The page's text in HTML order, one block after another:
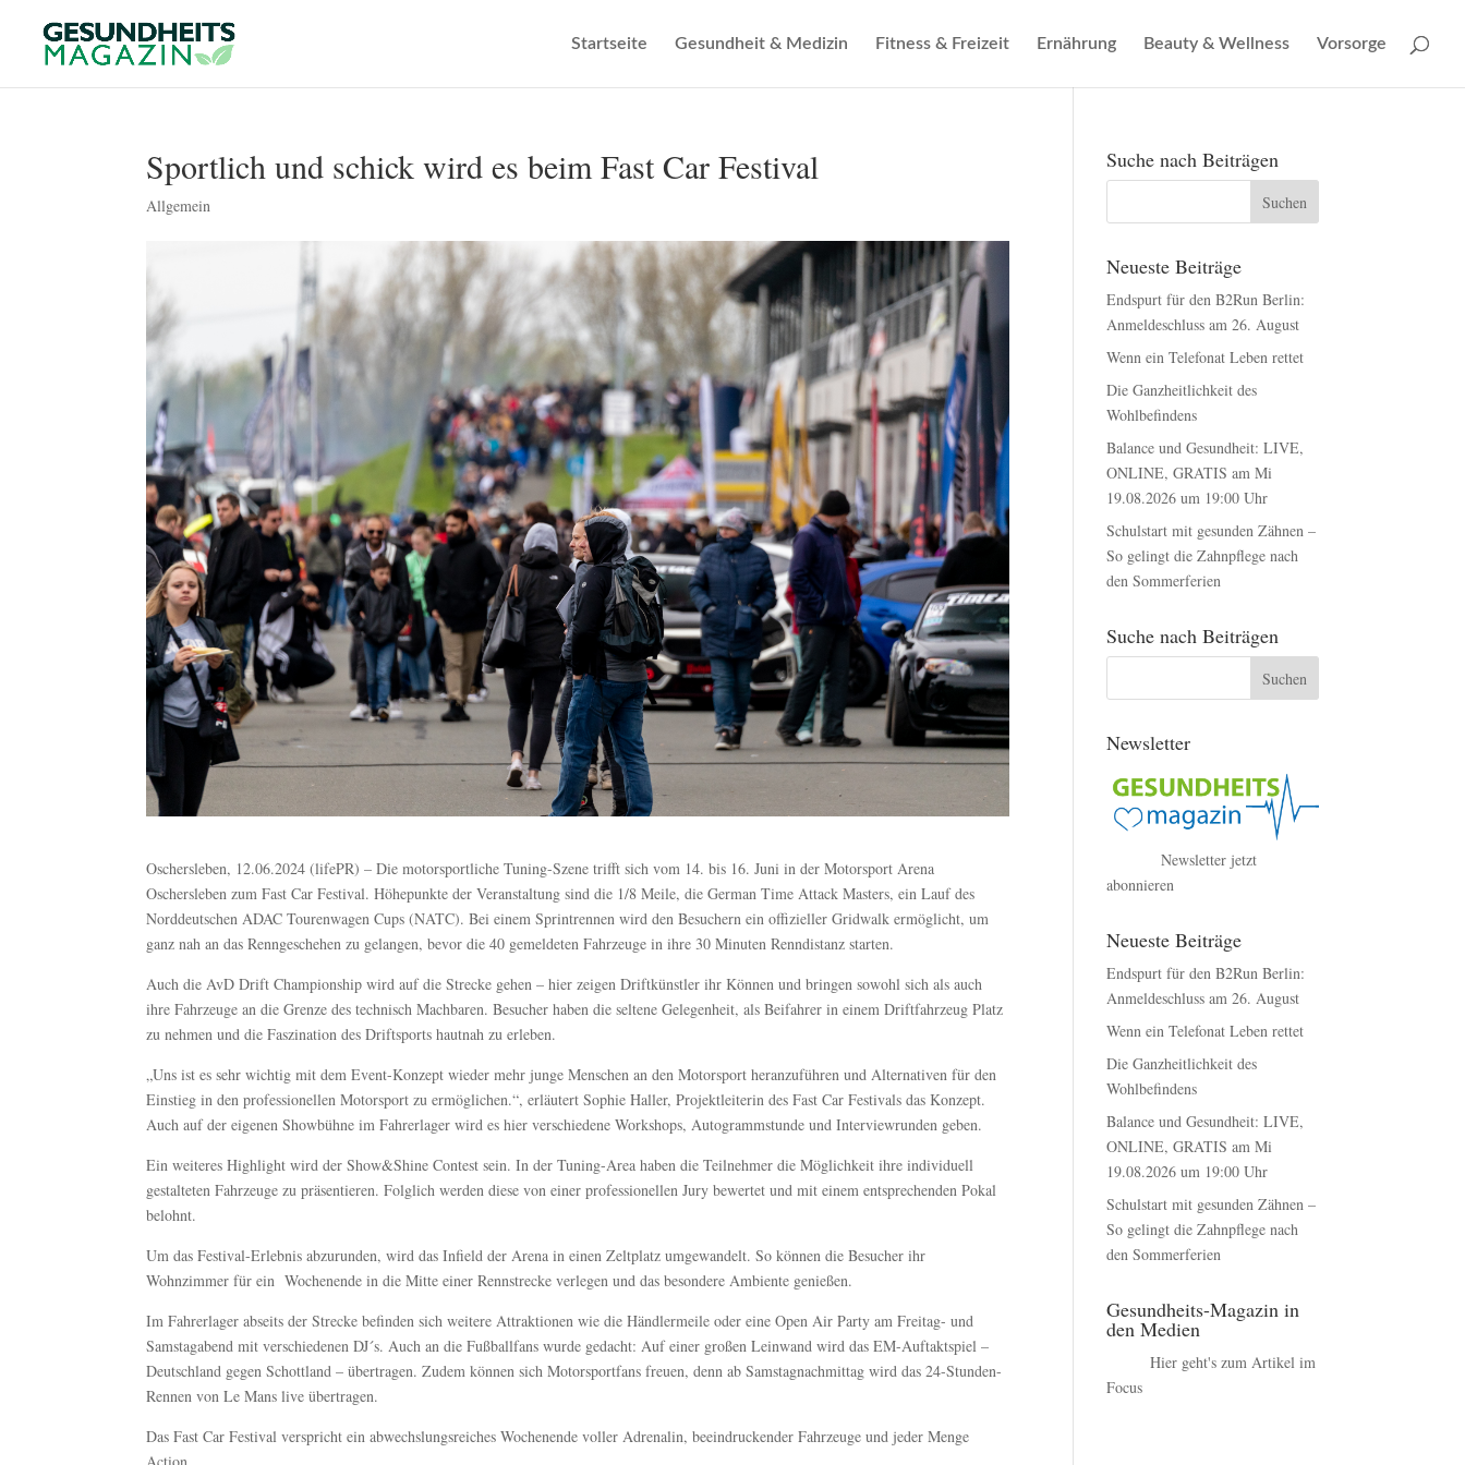
Startseite Gesundheit & Medizin Fitness & Freizeit Ernährung Beauty & Wellness Vorsorge
Sportlich und schick wird es beim Fast Car Festival
Allgemein
Oschersleben, 12.06.2024 (lifePR) – Die motorsportliche Tuning-Szene trifft sich vom 14. bis 16. Juni in der Motorsport Arena
Oschersleben zum Fast Car Festival. Höhepunkte der Veranstaltung sind die 1/8 Meile, die German Time Attack Masters, ein Lauf des
Norddeutschen ADAC Tourenwagen Cups (NATC). Bei einem Sprintrennen wird den Besuchern ein offizieller Gridwalk ermöglicht, um
ganz nah an das Renngeschehen zu gelangen, bevor die 40 gemeldeten Fahrzeuge in ihre 30 Minuten Renndistanz starten.
Auch die AvD Drift Championship wird auf die Strecke gehen – hier zeigen Driftkünstler ihr Können und bringen sowohl sich als auch
ihre Fahrzeuge an die Grenze des technisch Machbaren. Besucher haben die seltene Gelegenheit, als Beifahrer in einem Driftfahrzeug Platz
zu nehmen und die Faszination des Driftsports hautnah zu erleben.
„Uns ist es sehr wichtig mit dem Event-Konzept wieder mehr junge Menschen an den Motorsport heranzuführen und Alternativen für den
Einstieg in den professionellen Motorsport zu ermöglichen.“, erläutert Sophie Haller, Projektleiterin des Fast Car Festivals das Konzept.
Auch auf der eigenen Showbühne im Fahrerlager wird es hier verschiedene Workshops, Autogrammstunde und Interviewrunden geben.
Ein weiteres Highlight wird der Show&Shine Contest sein. In der Tuning-Area haben die Teilnehmer die Möglichkeit ihre individuell
gestalteten Fahrzeuge zu präsentieren. Folglich werden diese von einer professionellen Jury bewertet und mit einem entsprechenden Pokal
belohnt.
Um das Festival-Erlebnis abzurunden, wird das Infield der Arena in einen Zeltplatz umgewandelt. So können die Besucher ihr
Wohnzimmer für ein Wochenende in die Mitte einer Rennstrecke verlegen und das besondere Ambiente genießen.
Im Fahrerlager abseits der Strecke befinden sich weitere Attraktionen wie die Händlermeile oder eine Open Air Party am Freitag- und
Samstagabend mit verschiedenen DJ´s. Auch an die Fußballfans wurde gedacht: Auf einer großen Leinwand wird das EM-Auftaktspiel –
Deutschland gegen Schottland – übertragen. Zudem können sich Motorsportfans freuen, denn ab Samstagnachmittag wird das 24-Stunden-
Rennen von Le Mans live übertragen.
Das Fast Car Festival verspricht ein abwechslungsreiches Wochenende voller Adrenalin, beeindruckender Fahrzeuge und jeder Menge
Suche nach Beiträgen
Neueste Beiträge
Endspurt für den B2Run Berlin:
Anmeldeschluss am 26. August
Wenn ein Telefonat Leben rettet
Die Ganzheitlichkeit des
Wohlbefindens
Balance und Gesundheit: LIVE,
ONLINE, GRATIS am Mi
19.08.2026 um 19:00 Uhr
Schulstart mit gesunden Zähnen –
So gelingt die Zahnpflege nach
den Sommerferien
Suche nach Beiträgen
Newsletter
Newsletter jetzt
abonnieren
Neueste Beiträge
Endspurt für den B2Run Berlin:
Anmeldeschluss am 26. August
Wenn ein Telefonat Leben rettet
Die Ganzheitlichkeit des
Wohlbefindens
Balance und Gesundheit: LIVE,
ONLINE, GRATIS am Mi
19.08.2026 um 19:00 Uhr
Schulstart mit gesunden Zähnen –
So gelingt die Zahnpflege nach
den Sommerferien
Gesundheits-Magazin in
den Medien
Hier geht's zum Artikel im
Focus